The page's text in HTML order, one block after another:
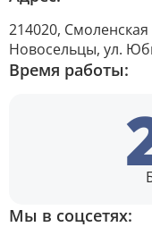
214020,
Новосельцы, ул.
Время работы:
Мы в соцсетях: